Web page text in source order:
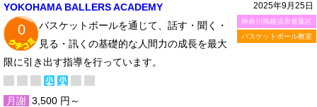
2025年9月25日
神奈川県横浜市青葉区
バスケットボール教室
YOKOHAMA BALLERS ACADEMY
0
バスケットボールを通じて、話す・聞く・
見る・訊くの基礎的な人間力の成長を最大
限に引き出す指導を行っています。
月謝 3,500 円～